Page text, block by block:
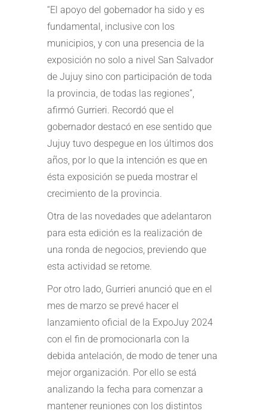
“El apoyo del gobernador ha sido y es
fundamental, inclusive con los
municipios, y con una presencia de la
exposición no solo a nivel San Salvador
de Jujuy sino con participación de toda
la provincia, de todas las regiones”,
afirmó Gurrieri. Recordó que el
gobernador destacó en ese sentido que
Jujuy tuvo despegue en los últimos dos
años, por lo que la intención es que en
ésta exposición se pueda mostrar el
crecimiento de la provincia.
Otra de las novedades que adelantaron
para esta edición es la realización de
una ronda de negocios, previendo que
esta actividad se retome.
Por otro lado, Gurrieri anunció que en el
mes de marzo se prevé hacer el
lanzamiento oficial de la ExpoJuy 2024
con el fin de promocionarla con la
debida antelación, de modo de tener una
mejor organización. Por ello se está
analizando la fecha para comenzar a
mantener reuniones con los distintos